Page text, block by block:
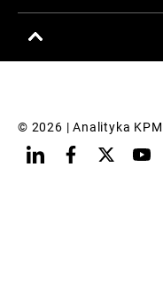
© 2026 | Analityka KPM